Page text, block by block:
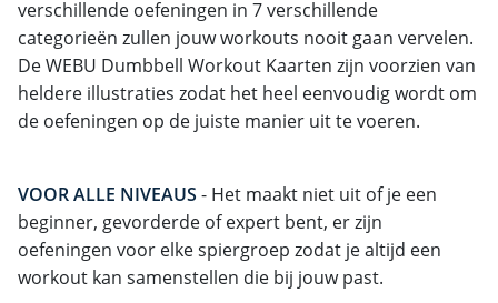
verschillende oefeningen in 7 verschillende
categorieën zullen jouw workouts nooit gaan vervelen.
De WEBU Dumbbell Workout Kaarten zijn voorzien van
heldere illustraties zodat het heel eenvoudig wordt om
de oefeningen op de juiste manier uit te voeren.
VOOR ALLE NIVEAUS - Het maakt niet uit of je een
beginner, gevorderde of expert bent, er zijn
oefeningen voor elke spiergroep zodat je altijd een
workout kan samenstellen die bij jouw past.